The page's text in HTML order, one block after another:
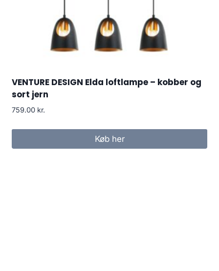
VENTURE DESIGN Elda loftlampe – kobber og
sort jern
759.00 kr.
Køb her